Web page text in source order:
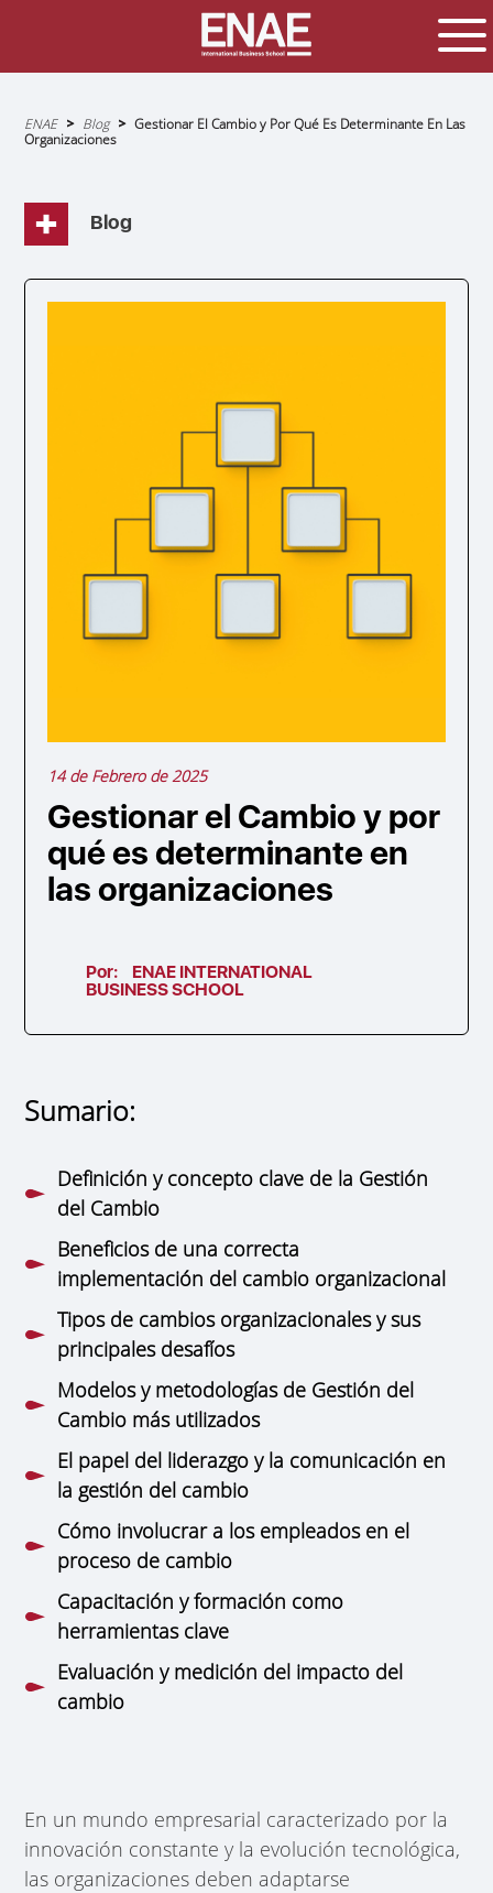
Sobrescribir
enlaces
de
navegación
ENAE Blog
Gestionar El Cambio y Por Qué Es Determinante En Las
Organizaciones
Blog
14 de Febrero de 2025
Gestionar el Cambio y por
qué es determinante en
las organizaciones
Por:
ENAE INTERNATIONAL
BUSINESS SCHOOL
Sumario:
Definición y concepto clave de la Gestión
del Cambio
Beneficios de una correcta
implementación del cambio organizacional
Tipos de cambios organizacionales y sus
principales desafíos
Modelos y metodologías de Gestión del
Cambio más utilizados
El papel del liderazgo y la comunicación en
la gestión del cambio
Cómo involucrar a los empleados en el
proceso de cambio
Capacitación y formación como
herramientas clave
Evaluación y medición del impacto del
cambio
En un mundo empresarial caracterizado por la
innovación constante y la evolución tecnológica,
las organizaciones deben adaptarse